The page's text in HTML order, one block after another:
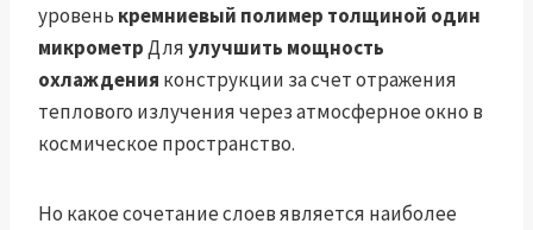
уровень кремниевый полимер толщиной один
микрометрДляулучшить мощность
охлаждения конструкции за счет отражения
теплового излучения через атмосферное окно в
космическое пространство.
Но какое сочетание слоев является наиболее